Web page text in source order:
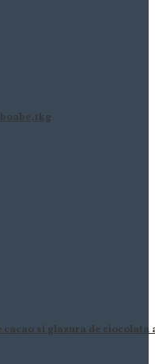
si glazura de ciocolata